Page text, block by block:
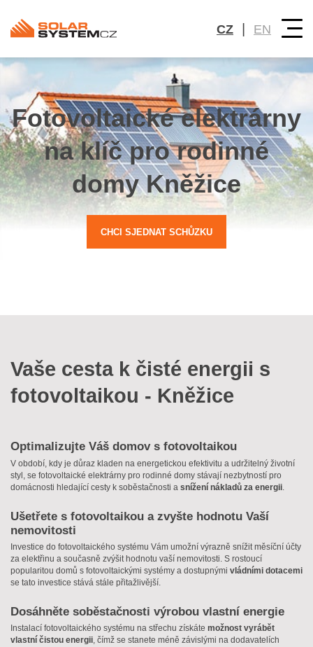
CZ EN
Fotovoltaické elektrárny
na klíč pro rodinné
domy Kněžice
CHCI SJEDNAT SCHŮZKU
Vaše cesta k čisté energii s
fotovoltaikou - Kněžice
Optimalizujte Váš domov s fotovoltaikou
V období, kdy je důraz kladen na energetickou efektivitu a udržitelný životní
styl, se fotovoltaické elektrárny pro rodinné domy stávají nezbytností pro
domácnosti hledající cesty k soběstačnosti a snížení nákladů za energii
Ušetřete s fotovoltaikou a zvyšte hodnotu Vaší
nemovitosti
Investice do fotovoltaického systému Vám umožní výrazně snížit měsíční účty
za elektřinu a současně zvýšit hodnotu vaší nemovitosti. S rostoucí
popularitou domů s fotovoltaickými systémy a dostupnými vládními dotacemi
se tato investice stává stále přitažlivější.
Dosáhněte soběstačnosti výrobou vlastní energie
Instalací fotovoltaického systému na střechu získáte možnost vyrábět
vlastní čistou energii , čímž se stanete méně závislými na dodavatelích